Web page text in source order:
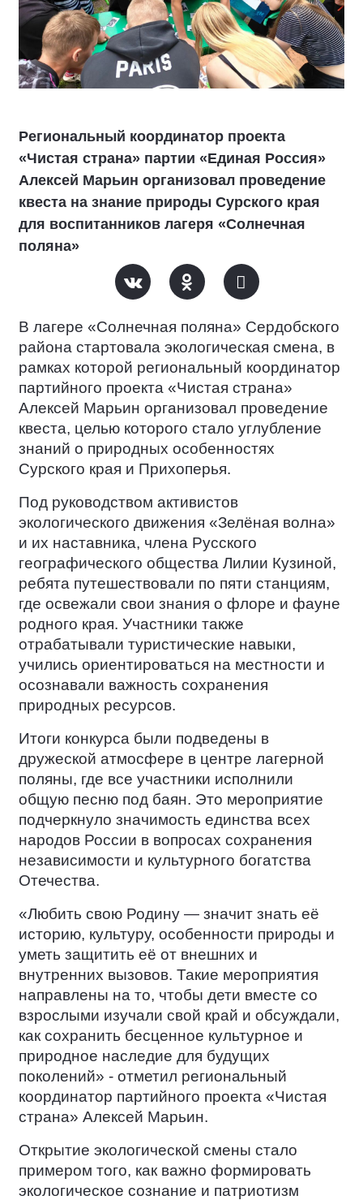
Региональный координатор проекта
«Чистая страна» партии «Единая Россия»
Алексей Марьин организовал проведение
квеста на знание природы Сурского края
для воспитанников лагеря «Солнечная
поляна»
В лагере «Солнечная поляна» Сердобского
района стартовала экологическая смена, в
рамках которой региональный координатор
партийного проекта «Чистая страна»
Алексей Марьин организовал проведение
квеста, целью которого стало углубление
знаний о природных особенностях
Сурского края и Прихоперья.
Под руководством активистов
экологического движения «Зелёная волна»
и их наставника, члена Русского
географического общества Лилии Кузиной,
ребята путешествовали по пяти станциям,
где освежали свои знания о флоре и фауне
родного края. Участники также
отрабатывали туристические навыки,
учились ориентироваться на местности и
осознавали важность сохранения
природных ресурсов.
Итоги конкурса были подведены в
дружеской атмосфере в центре лагерной
поляны, где все участники исполнили
общую песню под баян. Это мероприятие
подчеркнуло значимость единства всех
народов России в вопросах сохранения
независимости и культурного богатства
Отечества.
«Любить свою Родину — значит знать её
историю, культуру, особенности природы и
уметь защитить её от внешних и
внутренних вызовов. Такие мероприятия
направлены на то, чтобы дети вместе со
взрослыми изучали свой край и обсуждали,
как сохранить бесценное культурное и
природное наследие для будущих
поколений» - отметил региональный
координатор партийного проекта «Чистая
страна» Алексей Марьин.
Открытие экологической смены стало
примером того, как важно формировать
экологическое сознание и патриотизм